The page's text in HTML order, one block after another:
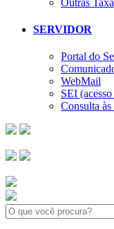
SERVIDOR
Portal do
WebMail
SEI
Consulta
Search: